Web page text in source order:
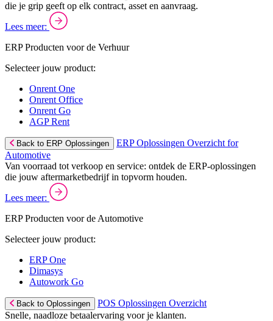
die je grip geeft op elk contract, asset en aanvraag.
Lees meer:
ERP Producten voor de Verhuur
Selecteer jouw product:
Onrent One
Onrent Office
Onrent Go
AGP Rent
Back to ERP Oplossingen
ERP Oplossingen Overzicht for
Automotive
Van voorraad tot verkoop en service: ontdek de ERP-oplossingen
die jouw aftermarketbedrijf in topvorm houden.
Lees meer:
ERP Producten voor de Automotive
Selecteer jouw product:
ERP One
Dimasys
Autowork Go
Back to Oplossingen
POS Oplossingen Overzicht
Snelle, naadloze betaalervaring voor je klanten.